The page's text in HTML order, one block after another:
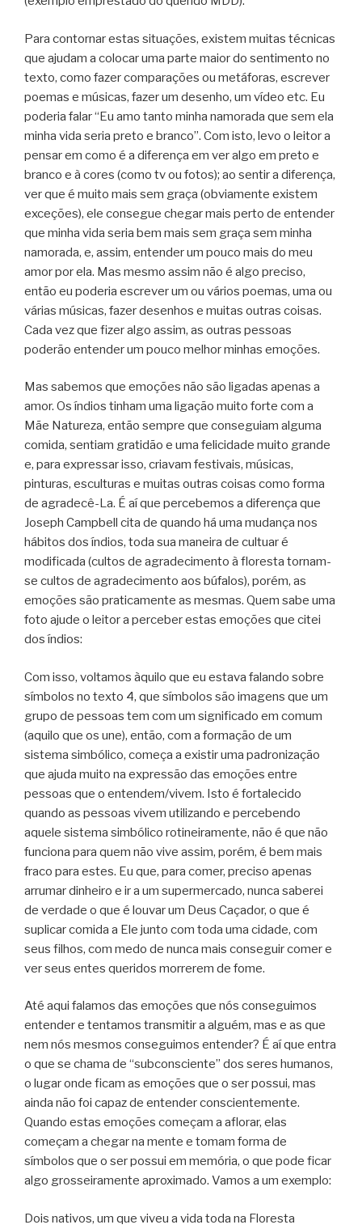
Para contornar estas situações, existem muitas técnicas
que ajudam a colocar uma parte maior do sentimento no
texto, como fazer comparações ou metáforas, escrever
poemas e músicas, fazer um desenho, um vídeo etc. Eu
poderia falar “Eu amo tanto minha namorada que sem ela
minha vida seria preto e branco”. Com isto, levo o leitor a
pensar em como é a diferença em ver algo em preto e
branco e à cores (como tv ou fotos); ao sentir a diferença,
ver que é muito mais sem graça (obviamente existem
exceções), ele consegue chegar mais perto de entender
que minha vida seria bem mais sem graça sem minha
namorada, e, assim, entender um pouco mais do meu
amor por ela. Mas mesmo assim não é algo preciso,
então eu poderia escrever um ou vários poemas, uma ou
várias músicas, fazer desenhos e muitas outras coisas.
Cada vez que fizer algo assim, as outras pessoas
poderão entender um pouco melhor minhas emoções.
Mas sabemos que emoções não são ligadas apenas a
amor. Os índios tinham uma ligação muito forte com a
Mãe Natureza, então sempre que conseguiam alguma
comida, sentiam gratidão e uma felicidade muito grande
e, para expressar isso, criavam festivais, músicas,
pinturas, esculturas e muitas outras coisas como forma
de agradecê-La. É aí que percebemos a diferença que
Joseph Campbell cita de quando há uma mudança nos
hábitos dos índios, toda sua maneira de cultuar é
modificada (cultos de agradecimento à floresta tornam-
se cultos de agradecimento aos búfalos), porém, as
emoções são praticamente as mesmas. Quem sabe uma
foto ajude o leitor a perceber estas emoções que citei
dos índios:
Com isso, voltamos àquilo que eu estava falando sobre
símbolos no texto 4, que símbolos são imagens que um
grupo de pessoas tem com um significado em comum
(aquilo que os une), então, com a formação de um
sistema simbólico, começa a existir uma padronização
que ajuda muito na expressão das emoções entre
pessoas que o entendem/vivem. Isto é fortalecido
quando as pessoas vivem utilizando e percebendo
aquele sistema simbólico rotineiramente, não é que não
funciona para quem não vive assim, porém, é bem mais
fraco para estes. Eu que, para comer, preciso apenas
arrumar dinheiro e ir a um supermercado, nunca saberei
de verdade o que é louvar um Deus Caçador, o que é
suplicar comida a Ele junto com toda uma cidade, com
seus filhos, com medo de nunca mais conseguir comer e
ver seus entes queridos morrerem de fome.
Até aqui falamos das emoções que nós conseguimos
entender e tentamos transmitir a alguém, mas e as que
nem nós mesmos conseguimos entender? É aí que entra
o que se chama de “subconsciente” dos seres humanos,
o lugar onde ficam as emoções que o ser possui, mas
ainda não foi capaz de entender conscientemente.
Quando estas emoções começam a aflorar, elas
começam a chegar na mente e tomam forma de
símbolos que o ser possui em memória, o que pode ficar
algo grosseiramente aproximado. Vamos a um exemplo:
Dois nativos, um que viveu a vida toda na Floresta